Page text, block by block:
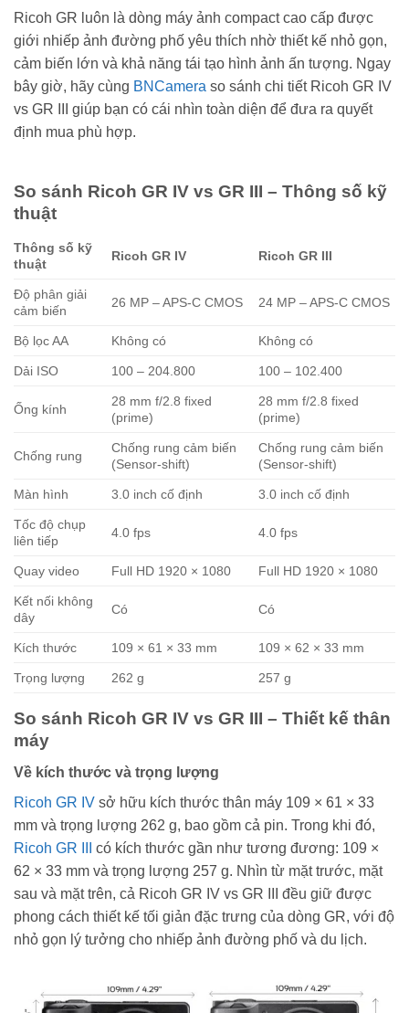
Ricoh GR luôn là dòng máy ảnh compact cao cấp được
giới nhiếp ảnh đường phố yêu thích nhờ thiết kế nhỏ gọn,
cảm biến lớn và khả năng tái tạo hình ảnh ấn tượng. Ngay
bây giờ, hãy cùng BNCamera so sánh chi tiết Ricoh GR IV
vs GR III giúp bạn có cái nhìn toàn diện để đưa ra quyết
định mua phù hợp.
So sánh Ricoh GR IV vs GR III – Thông số kỹ
thuật
Thông số kỹ
thuật
Ricoh GR IV Ricoh GR III
Độ phân giải
cảm biến
26 MP – APS-C CMOS 24 MP – APS-C CMOS
Bộ lọc AA Không có Không có
Dải ISO 100 – 204.800 100 – 102.400
Ống kính
28 mm f/2.8 fixed
(prime)
28 mm f/2.8 fixed
(prime)
Chống rung
Chống rung cảm biến
(Sensor-shift)
Chống rung cảm biến
(Sensor-shift)
Màn hình 3.0 inch cố định 3.0 inch cố định
Tốc độ chụp
liên tiếp
4.0 fps 4.0 fps
Quay video Full HD 1920 × 1080 Full HD 1920 × 1080
Kết nối không
dây
Có Có
Kích thước 109 × 61 × 33 mm 109 × 62 × 33 mm
Trọng lượng 262 g 257 g
So sánh Ricoh GR IV vs GR III – Thiết kế thân
máy
Về kích thước và trọng lượng
Ricoh GR IV sở hữu kích thước thân máy 109 × 61 × 33
mm và trọng lượng 262 g, bao gồm cả pin. Trong khi đó,
Ricoh GR III
có kích thước gần như tương đương: 109 ×
62 × 33 mm và trọng lượng 257 g. Nhìn từ mặt trước, mặt
sau và mặt trên, cả Ricoh GR IV vs GR III đều giữ được
phong cách thiết kế tối giản đặc trưng của dòng GR, với độ
nhỏ gọn lý tưởng cho nhiếp ảnh đường phố và du lịch.